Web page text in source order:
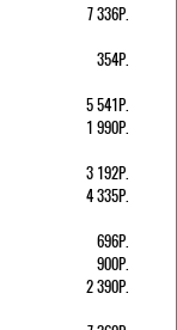
7 336Р.
354Р.
5 541Р.
1 990Р.
3 192Р.
4 335Р.
696Р.
900Р.
2 390Р.